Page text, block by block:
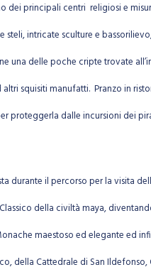
principali centri religiosi e
intricate sculture e
una delle poche cripte trovate
squisiti manufatti. Pranzo in
proteggerla dalle incursioni dei
durante il percorso per la visita
della civiltà maya,
maestoso ed elegante ed
della Cattedrale di San